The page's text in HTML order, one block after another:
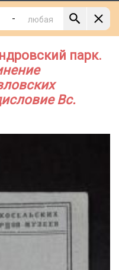
-
парк.
Вс.